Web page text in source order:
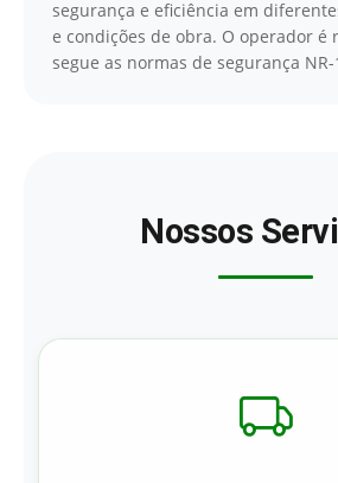
segurança e eficiência em
e condições de obra. O operador é
segue as normas de segurança NR-
Nossos